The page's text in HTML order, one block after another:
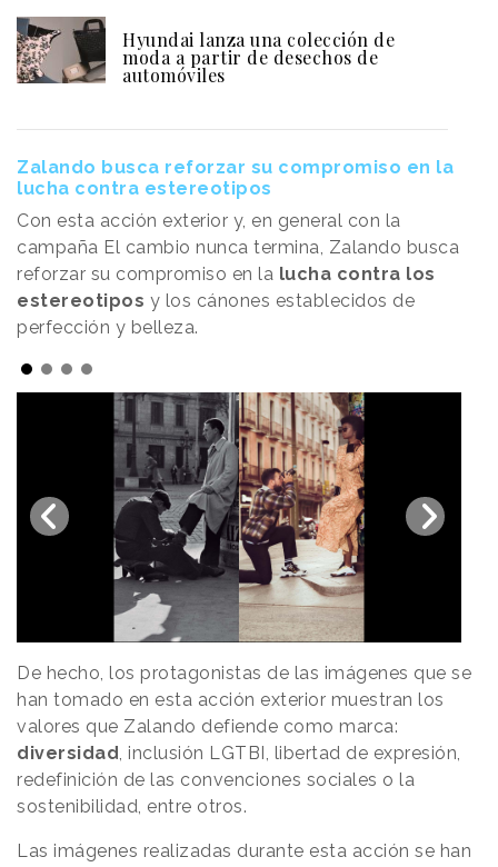
Hyundai lanza una colección de
moda a partir de desechos de
automóviles
Zalando busca reforzar su compromiso en la
lucha contra estereotipos
Con esta acción exterior y, en general con la
campaña El cambio nunca termina, Zalando busca
reforzar su compromiso en la lucha contra los
estereotipos y los cánones establecidos de
perfección y belleza.
De hecho, los protagonistas de las imágenes que se
han tomado en esta acción exterior muestran los
valores que Zalando defiende como marca:
diversidad, inclusión LGTBI, libertad de expresión,
redefinición de las convenciones sociales o la
sostenibilidad, entre otros.
Las imágenes realizadas durante esta acción se han